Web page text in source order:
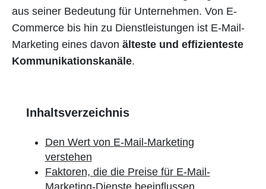
aus seiner Bedeutung für Unternehmen. Von E-
Commerce bis hin zu Dienstleistungen ist E-Mail-
Marketing eines davon älteste und effizienteste
Kommunikationskanäle.
Inhaltsverzeichnis
Den Wert von E-Mail-Marketing
verstehen
Faktoren, die die Preise für E-Mail-
Marketing-Dienste beeinflussen